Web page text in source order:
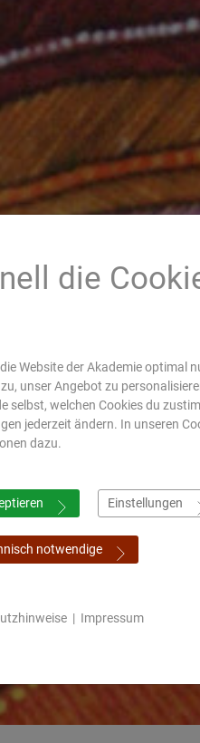
die
Website der Akademie optimal
unser Angebot zu
selbst, welchen Cookies du
jederzeit ändern. In unseren
dazu.
Einstellungen
notwendige
| Impressum